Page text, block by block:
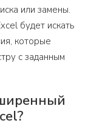
или замены.
будет искать
которые
с заданным